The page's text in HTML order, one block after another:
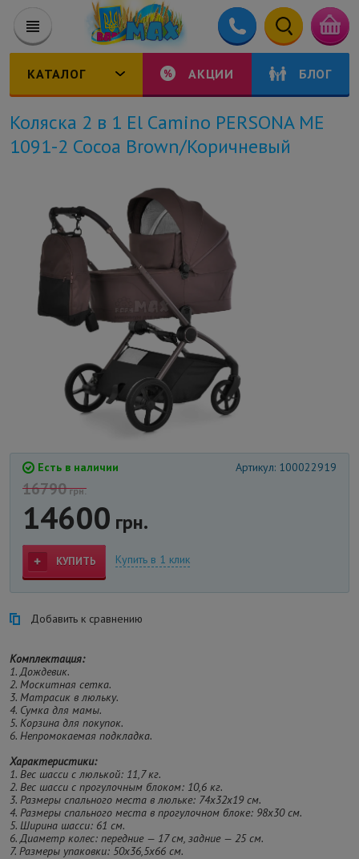
КАТАЛОГ АКЦИИ БЛОГ
Коляска 2 в 1 El Camino PERSONA ME
1091-2 Cocoa Brown/Коричневый
Есть в наличии Артикул: 100022919
16790грн.
14600 грн.
КУПИТЬ Купить в 1 клик
Добавить к сравнению
Комплектация:
1. Дождевик.
2. Москитная сетка.
3. Матрасик в люльку.
4. Сумка для мамы.
5. Корзина для покупок.
6. Непромокаемая подкладка.
Характеристики:
1. Вес шасси с люлькой: 11,7 кг.
2. Вес шасси с прогулочным блоком: 10,6 кг.
3. Размеры спального места в люльке: 74х32х19 см.
4. Размеры спального места в прогулочном блоке: 98х30 см.
5. Ширина шасси: 61 см.
6. Диаметр колес: передние — 17 см, задние — 25 см.
7. Размеры упаковки: 50х36,5х66 см.